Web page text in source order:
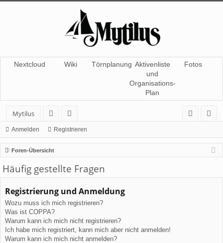
Nextcloud Wiki Törnplanung Aktivenliste
und
Organisations-
Plan
Fotos
Mytilus
or
en
itg
lie
de
r
m
el
de
ist
rie
re
Anmelden Registrieren
Foren-Übersicht
Häufig gestellte Fragen
Registrierung und Anmeldung
Wozu muss ich mich registrieren?
Was ist COPPA?
Warum kann ich mich nicht registrieren?
Ich habe mich registriert, kann mich aber nicht anmelden!
Warum kann ich mich nicht anmelden?